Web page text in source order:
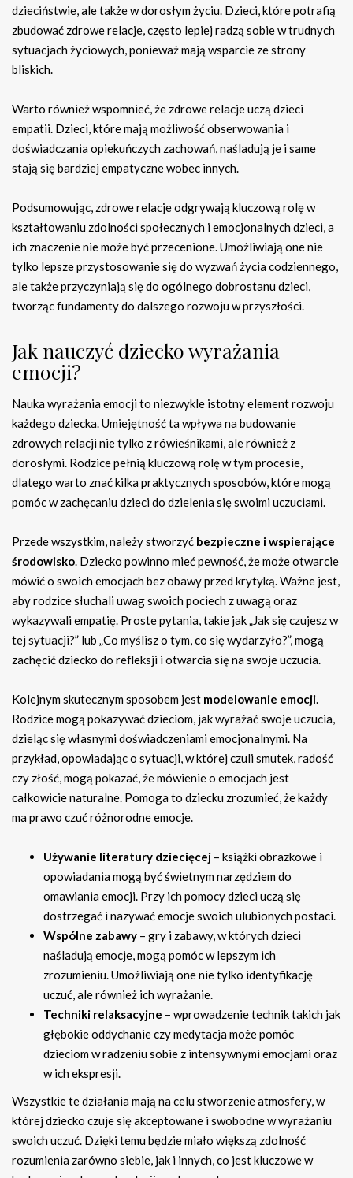
dzieciństwie, ale także w dorosłym życiu. Dzieci, które potrafią
zbudować zdrowe relacje, często lepiej radzą sobie w trudnych
sytuacjach życiowych, ponieważ mają wsparcie ze strony
bliskich.
Warto również wspomnieć, że zdrowe relacje uczą dzieci
empatii. Dzieci, które mają możliwość obserwowania i
doświadczania opiekuńczych zachowań, naśladują je i same
stają się bardziej empatyczne wobec innych.
Podsumowując, zdrowe relacje odgrywają kluczową rolę w
kształtowaniu zdolności społecznych i emocjonalnych dzieci, a
ich znaczenie nie może być przecenione. Umożliwiają one nie
tylko lepsze przystosowanie się do wyzwań życia codziennego,
ale także przyczyniają się do ogólnego dobrostanu dzieci,
tworząc fundamenty do dalszego rozwoju w przyszłości.
Jak nauczyć dziecko wyrażania
emocji?
Nauka wyrażania emocji to niezwykle istotny element rozwoju
każdego dziecka. Umiejętność ta wpływa na budowanie
zdrowych relacji nie tylko z rówieśnikami, ale również z
dorosłymi. Rodzice pełnią kluczową rolę w tym procesie,
dlatego warto znać kilka praktycznych sposobów, które mogą
pomóc w zachęcaniu dzieci do dzielenia się swoimi uczuciami.
Przede wszystkim, należy stworzyć bezpieczne i wspierające
środowisko. Dziecko powinno mieć pewność, że może otwarcie
mówić o swoich emocjach bez obawy przed krytyką. Ważne jest,
aby rodzice słuchali uwag swoich pociech z uwagą oraz
wykazywali empatię. Proste pytania, takie jak „Jak się czujesz w
tej sytuacji?” lub „Co myślisz o tym, co się wydarzyło?”, mogą
zachęcić dziecko do refleksji i otwarcia się na swoje uczucia.
Kolejnym skutecznym sposobem jest modelowanie emocji.
Rodzice mogą pokazywać dzieciom, jak wyrażać swoje uczucia,
dzieląc się własnymi doświadczeniami emocjonalnymi. Na
przykład, opowiadając o sytuacji, w której czuli smutek, radość
czy złość, mogą pokazać, że mówienie o emocjach jest
całkowicie naturalne. Pomoga to dziecku zrozumieć, że każdy
ma prawo czuć różnorodne emocje.
Używanie literatury dziecięcej – książki obrazkowe i
opowiadania mogą być świetnym narzędziem do
omawiania emocji. Przy ich pomocy dzieci uczą się
dostrzegać i nazywać emocje swoich ulubionych postaci.
Wspólne zabawy – gry i zabawy, w których dzieci
naśladują emocje, mogą pomóc w lepszym ich
zrozumieniu. Umożliwiają one nie tylko identyfikację
uczuć, ale również ich wyrażanie.
Techniki relaksacyjne – wprowadzenie technik takich jak
głębokie oddychanie czy medytacja może pomóc
dzieciom w radzeniu sobie z intensywnymi emocjami oraz
w ich ekspresji.
Wszystkie te działania mają na celu stworzenie atmosfery, w
której dziecko czuje się akceptowane i swobodne w wyrażaniu
swoich uczuć. Dzięki temu będzie miało większą zdolność
rozumienia zarówno siebie, jak i innych, co jest kluczowe w